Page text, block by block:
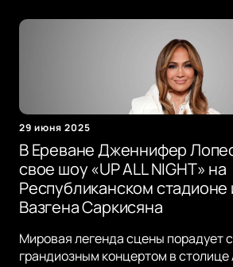
29 июня 2025
В Ереване Дженнифер
свое шоу «UP ALL NIGHT» на
Республиканском стадионе
Вазгена Саркисяна
Мировая легенда сцены порадует
грандиозным концертом в